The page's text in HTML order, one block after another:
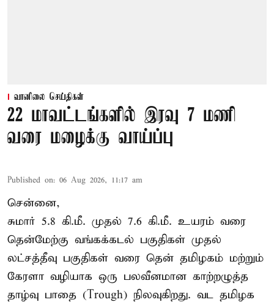
வானிலை செய்திகள்
22 மாவட்டங்களில் இரவு 7 மணி
வரை மழைக்கு வாய்ப்பு
Published on: 06 Aug 2026, 11:17 am
சென்னை,
சுமார் 5.8 கி.மீ. முதல் 7.6 கி.மீ. உயரம் வரை
தென்மேற்கு வங்கக்கடல் பகுதிகள் முதல்
லட்சத்தீவு பகுதிகள் வரை தென் தமிழகம் மற்றும்
கேரளா வழியாக ஒரு பலவீனமான காற்றழுத்த
தாழ்வு பாதை (Trough) நிலவுகிறது. வட தமிழக